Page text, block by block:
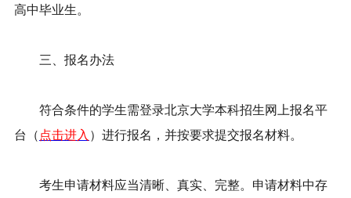
高中毕业生。
三、报名办法
符合条件的学生需登录北京大学本科招生网上报名平
台（ 点击进入 ）进行报名，并按要求提交报名材料。
考生申请材料应当清晰、真实、完整。申请材料中存